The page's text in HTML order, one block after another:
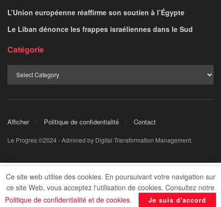
L’Union européenne réaffirme son soutien à l’Égypte
Le Liban dénonce les frappes israéliennes dans le Sud
Catégorie
Afficher Politique de confidentialité Contact
Le Progres ©2024 - Admined by Digital Transformation Management.
Ce site web utilise des cookies. En poursuivant votre navigation sur
ce site Web, vous acceptez l'utilisation de cookies. Consultez notre
Politique de confidentialité et de cookies. Je suis d'accord